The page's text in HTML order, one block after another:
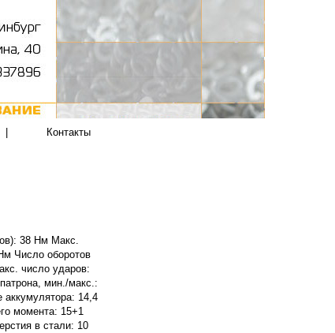
Контакты
38 Нм Макс.
Число оборотов
число ударов:
мин./макс.:
14,4
момента: 15+1
в стали: 10